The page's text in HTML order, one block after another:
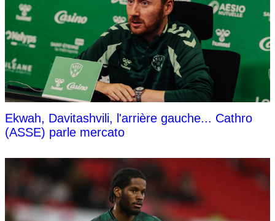
Ekwah, Davitashvili, l'arrière gauche... Cathro
(ASSE) parle mercato